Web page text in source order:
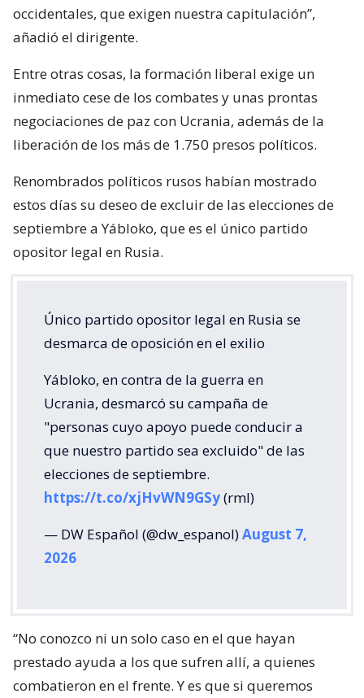
occidentales, que exigen nuestra capitulación”,
añadió el dirigente.
Entre otras cosas, la formación liberal exige un
inmediato cese de los combates y unas prontas
negociaciones de paz con Ucrania, además de la
liberación de los más de 1.750 presos políticos.
Renombrados políticos rusos habían mostrado
estos días su deseo de excluir de las elecciones de
septiembre a Yábloko, que es el único partido
opositor legal en Rusia.
Único partido opositor legal en Rusia se
desmarca de oposición en el exilio
Yábloko, en contra de la guerra en
Ucrania, desmarcó su campaña de
"personas cuyo apoyo puede conducir a
que nuestro partido sea excluido" de las
elecciones de septiembre.
https://t.co/xjHvWN9GSy(rml)
— DW Español (@dw_espanol)August 7,
2026
“No conozco ni un solo caso en el que hayan
prestado ayuda a los que sufren allí, a quienes
combatieron en el frente. Y es que si queremos